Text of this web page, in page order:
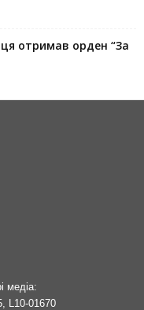
отримав орден “За
медіа:
L10-01670